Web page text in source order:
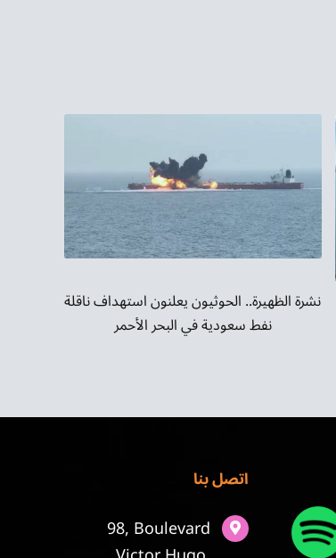
نشرة الظهيرة.. الحوثيون يعلنون استهداف ناقلة
نفط سعودية في البحر الأحمر
اتصل بنا
98, Boulevard